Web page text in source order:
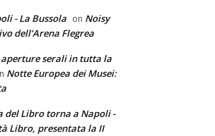
- La Bussola on Noisy
dell’Arena Flegrea
aperture serali in tutta la
Notte Europea dei Musei:
del Libro torna a Napoli -
Libro, presentata la II